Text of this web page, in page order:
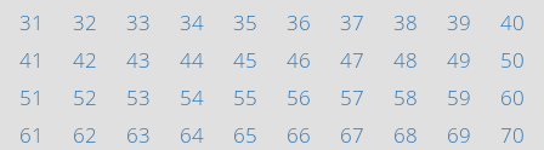
31
32 33 34 35 36 37 38 39
40
41
42 43 44 45 46 47 48 49
50
51
52 53 54 55 56 57 58 59
60
61
62 63 64 65 66 67 68 69
70